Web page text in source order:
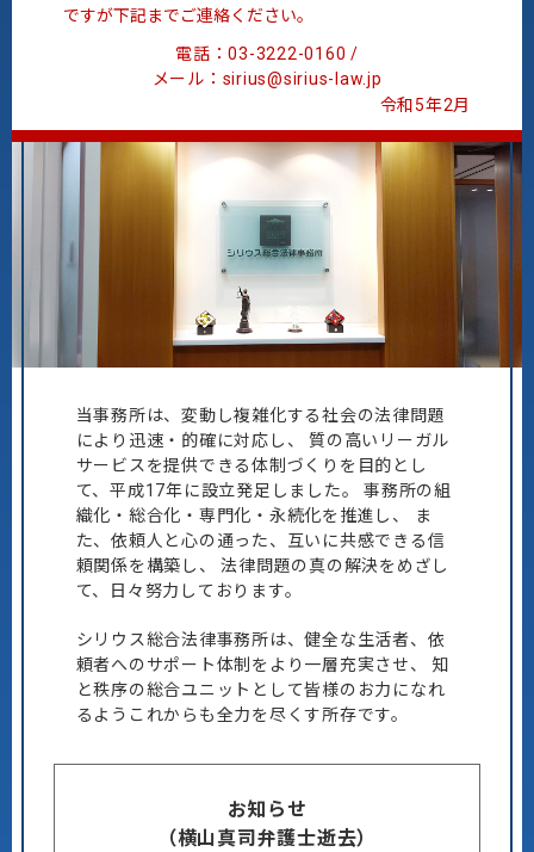
ですが下記までご連絡ください。
電話：03-3222-0160 /
メール：sirius@sirius-law.jp
令和5年2月
当事務所は、変動し複雑化する社会の法律問題
により迅速・的確に対応し、
質の高いリーガル
サービスを提供できる体制づくりを目的とし
て、平成17年に設立発足しました。
事務所の組
織化・総合化・専門化・永続化を推進し、
ま
た、依頼人と心の通った、互いに共感できる信
頼関係を構築し、
法律問題の真の解決をめざし
て、日々努力しております。
シリウス総合法律事務所は、健全な生活者、依
頼者へのサポート体制をより一層充実させ、
知
と秩序の総合ユニットとして皆様のお力になれ
るようこれからも全力を尽くす所存です。
お知らせ
（横山真司弁護士逝去）